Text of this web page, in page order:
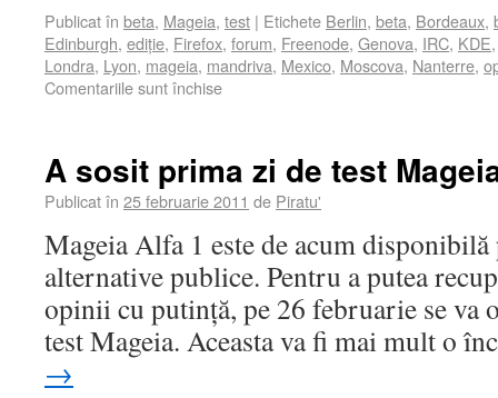
Publicat în beta, Mageia, test | Etichete Berlin, beta, Bordeaux,
Edinburgh, ediție, Firefox, forum, Freenode, Genova, IRC, KDE
Londra, Lyon, mageia, mandriva, Mexico, Moscova, Nanterre,
Comentariile sunt închise
A sosit prima zi de test
Publicat în 25 februarie 2011 de Piratu'
Mageia Alfa 1 este de acum disponibilă
alternative publice. Pentru a putea
opinii cu putință, pe 26 februarie se va
test Mageia. Aceasta va fi mai mult o
→